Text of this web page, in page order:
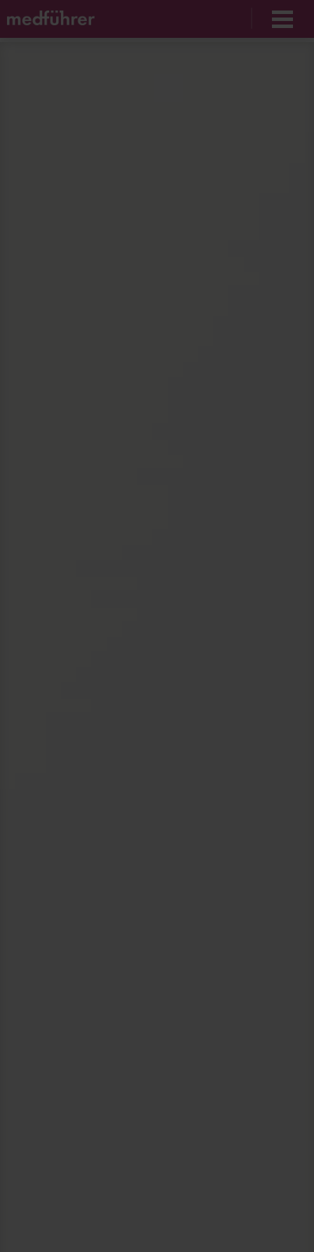
Unable to find opt-out content div: "matomo-opt-
out"